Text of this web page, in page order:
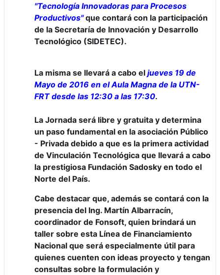
"Tecnología Innovadoras para Procesos
Productivos"que contará con la participación
de la Secretaría de Innovación y Desarrollo
Tecnológico (SIDETEC).
La misma se llevará a cabo el jueves 19 de
Mayo de 2016 en el Aula Magna de la UTN-
FRT desde las 12:30 a las 17:30.
La Jornada será libre y gratuita y determina
un paso fundamental en la asociación Público
- Privada debido a que es la primera actividad
de Vinculación Tecnológica que llevará a cabo
la prestigiosa Fundación Sadosky en todo el
Norte del País.
Cabe destacar que, además se contará con la
presencia del Ing. Martín Albarracín,
coordinador de Fonsoft, quien brindará un
taller sobre esta Línea de Financiamiento
Nacional que será especialmente útil para
quienes cuenten con ideas proyecto y tengan
consultas sobre la formulación y